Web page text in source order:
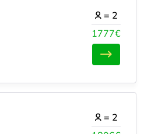
1777€
= 2
= 2